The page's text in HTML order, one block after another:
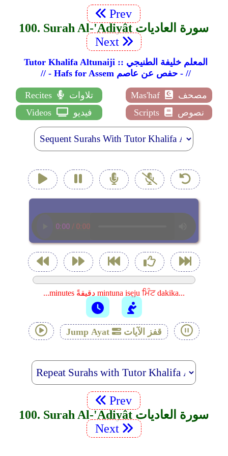
Prev
100. Surah Al-'Adiyât سورة العاديات
Next
Tutor Khalifa Altunaiji :: المعلم خليفة الطنيجي
// - Hafs for Assem حفص عن عاصم - //
Recites تلاوات Mas'haf
مصحف
Videos
فيديو Scripts نصوص
...minutes دقيقةً mintuna isẹju ਮਿੰਟ dakika...
Jump Ayat قفز الآيات
Prev
100. Surah Al-'Adiyât سورة العاديات
Next